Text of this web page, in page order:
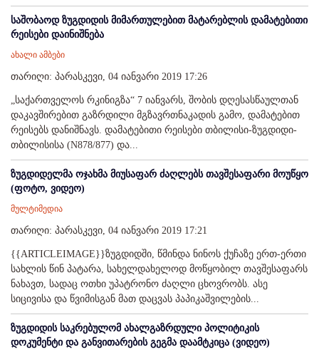
საშობაოდ ზუგდიდის მიმართულებით მატარებლის დამატებითი
რეისები დაინიშნება
ახალი ამბები
თარიღი: პარასკევი, 04 იანვარი 2019 17:26
„საქართველოს რკინიგზა“ 7 იანვარს, შობის დღესასწაულთან
დაკავშირებით გაზრდილი მგზავრთნაკადის გამო, დამატებით
რეისებს დანიშნავს. დამატებითი რეისები თბილისი-ზუგდიდი-
თბილისისა (N878/877) და...
ზუგდიდელმა ოჯახმა მიუსაფარ ძაღლებს თავშესაფარი მოუწყო
(ფოტო, ვიდეო)
მულტიმედია
თარიღი: პარასკევი, 04 იანვარი 2019 17:21
{{ARTICLEIMAGE}}ზუგდიდში, წმინდა ნინოს ქუჩაზე ერთ-ერთი
სახლის წინ პატარა, სახელდახელოდ მოწყობილ თავშესაფარს
ნახავთ, სადაც ოთხი უპატრონო ძაღლი ცხოვრობს. ასე
სიცივისა და წვიმისგან მათ დაცვას პაპიკაშვილების...
ზუგდიდის საკრებულომ ახალგაზრდული პოლიტიკის
დოკუმენტი და განვითარების გეგმა დაამტკიცა (ვიდეო)